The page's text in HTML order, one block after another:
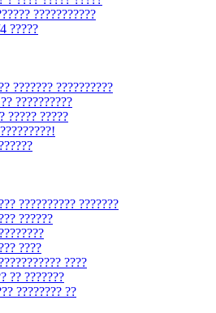
???????????
?????
??????? ??????????
??????????
????? ?????
?????????? ???????
??????
????
????
?? ???????
???????? ??